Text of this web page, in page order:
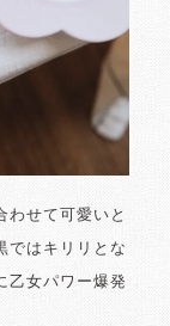
わせて可愛いと
ではキリリとな
乙女パワー爆発